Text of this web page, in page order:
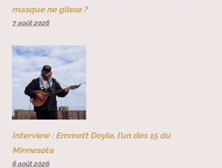
masque ne glisse ?
7 août 2026
Interview : Emmett Doyle, l’un des 15 du
Minnesota
6 août 2026